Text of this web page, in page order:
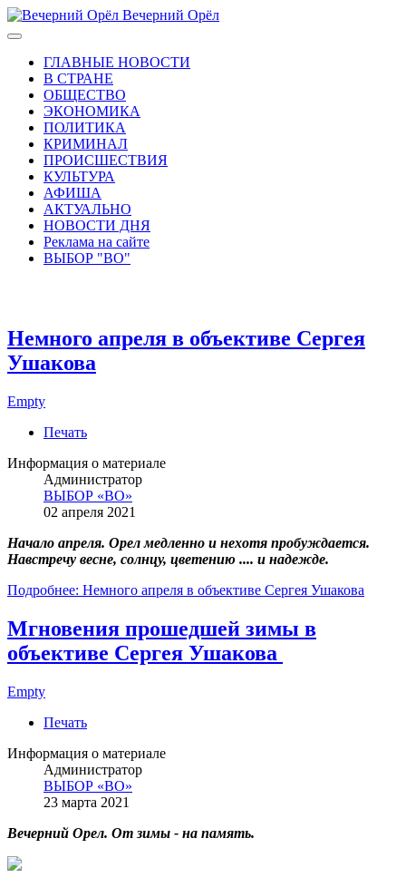
Вечерний Орёл
ГЛАВНЫЕ НОВОСТИ
В СТРАНЕ
ОБЩЕСТВО
ЭКОНОМИКА
ПОЛИТИКА
КРИМИНАЛ
ПРОИСШЕСТВИЯ
КУЛЬТУРА
АФИША
АКТУАЛЬНО
НОВОСТИ ДНЯ
Реклама на сайте
ВЫБОР "ВО"
Немного апреля в объективе Сергея
Ушакова
Empty
Печать
Информация о материале
Администратор
ВЫБОР «ВО»
02 апреля 2021
Начало апреля. Орел медленно и нехотя пробуждается.
Навстречу весне, солнцу, цветению .... и надежде.
Подробнее: Немного апреля в объективе Сергея Ушакова
Мгновения прошедшей зимы в
объективе Сергея Ушакова
Empty
Печать
Информация о материале
Администратор
ВЫБОР «ВО»
23 марта 2021
Вечерний Орел. От зимы - на память.